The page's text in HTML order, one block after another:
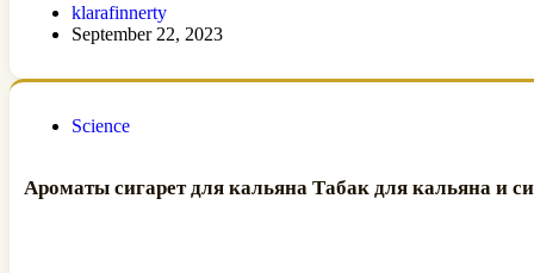
klarafinnerty
September 22, 2023
Science
Ароматы сигарет для кальяна Табак для кальяна и